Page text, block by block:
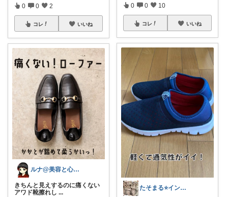
0 0 2
コレ いいね
ルナ@美容と心地良い暮らし
きちんと見えするのに痛くない
アワド靴擦れし ...
0 0 10
コレ いいね
たそまる⭐️インテリア雑貨